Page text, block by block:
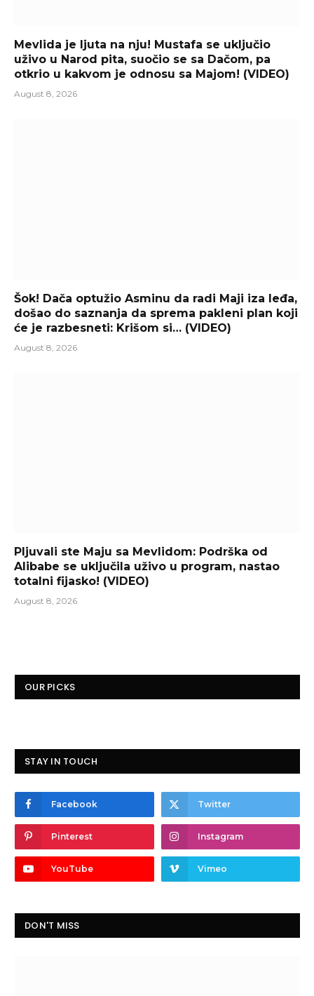
Mevlida je ljuta na nju! Mustafa se uključio
uživo u Narod pita, suočio se sa Dačom, pa
otkrio u kakvom je odnosu sa Majom! (VIDEO)
August 8, 2026
Šok! Dača optužio Asminu da radi Maji iza leđa,
došao do saznanja da sprema pakleni plan koji
će je razbesneti: Krišom si… (VIDEO)
August 8, 2026
Pljuvali ste Maju sa Mevlidom: Podrška od
Alibabe se uključila uživo u program, nastao
totalni fijasko! (VIDEO)
August 8, 2026
OUR PICKS
STAY IN TOUCH
Facebook Twitter
Pinterest Instagram
YouTube Vimeo
DON'T MISS